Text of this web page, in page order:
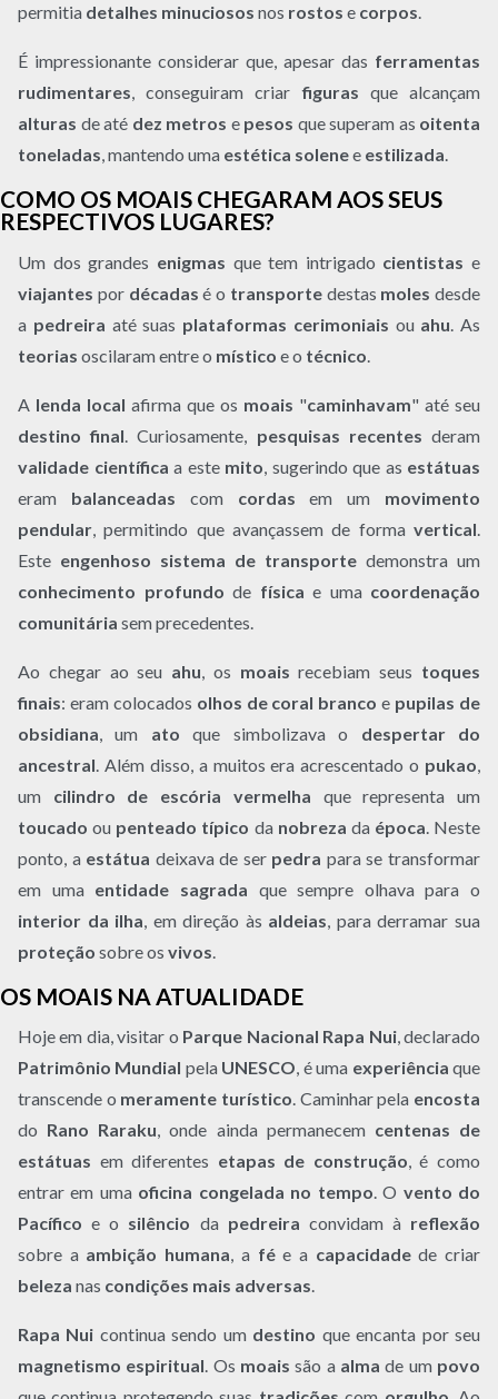
permitia detalhes minuciosos nos rostos e corpos.
É impressionante considerar que, apesar das ferramentas
rudimentares, conseguiram criarfiguras que alcançam
alturas de até dez metros e pesos que superam as oitenta
toneladas, mantendo uma estética solenee estilizada.
COMO OS MOAIS CHEGARAM AOS SEUS
RESPECTIVOS LUGARES?
Um dos grandes enigmas que tem intrigado cientistas e
viajantes por décadas é o transportedestas moles desde
a pedreira até suas plataformas cerimoniais ou ahu . As
teorias oscilaram entre o místico e o técnico
A lenda local afirma que os moais "caminhavam" até seu
destino final . Curiosamente, pesquisas recentes deram
validade científica a este mito , sugerindo que as estátuas
eram balanceadas com cordas em um movimento
pendular , permitindo que avançassem de forma vertical
Este engenhoso sistema de transporte demonstra um
conhecimento profundo de física e uma coordenação
comunitária sem precedentes.
Ao chegar ao seu ahu , os moais recebiam seus toques
finais: eram colocados olhos de coral branco e pupilas de
obsidiana , um ato que simbolizava o despertar do
ancestral . Além disso, a muitos era acrescentado o pukao
um cilindro de escória vermelha que representa um
toucado ou penteado típico da nobreza da época . Neste
ponto, a estátua deixava de ser pedra para se transformar
em uma entidade sagrada que sempre olhava para o
interior da ilha , em direção às aldeias , para derramar sua
proteção sobre os vivos
OS MOAIS NA ATUALIDADE
Hoje em dia, visitar o Parque Nacional Rapa Nui, declarado
Patrimônio Mundial pela UNESCO, é uma experiência que
transcende o meramente turístico. Caminhar pela encosta
do Rano Raraku, onde ainda permanecem centenas de
estátuas em diferentes etapas de construção, é como
entrar em uma oficina congelada no tempo. O vento do
Pacífico e o silêncio da pedreira convidam à reflexão
sobre a ambição humana, a fée a capacidadede criar
beleza nas condições mais adversas.
Rapa Nui continua sendo um destino que encanta por seu
magnetismo espiritual. Os moais são a alma de um povo